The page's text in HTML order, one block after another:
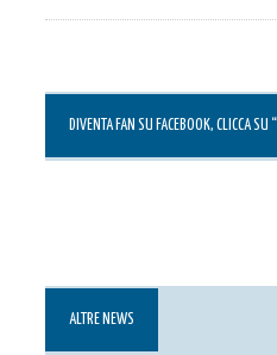
DIVENTA FAN SU FACEBOOK, CLICCA SU
ALTRE NEWS